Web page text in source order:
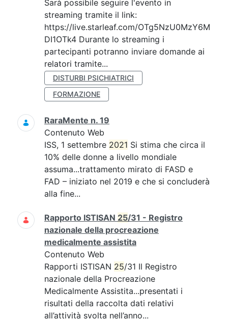
Sarà possibile seguire l'evento in
streaming tramite il link:
https://live.starleaf.com/OTg5NzU0MzY6M
DI1OTk4 Durante lo streaming i
partecipanti potranno inviare domande ai
relatori tramite...
DISTURBI PSICHIATRICI
FORMAZIONE
RaraMente n. 19
Contenuto Web
ISS, 1 settembre 2021 Si stima che circa il
10% delle donne a livello mondiale
assuma...trattamento mirato di FASD e
FAD – iniziato nel 2019 e che si concluderà
alla fine...
Rapporto ISTISAN 25/31 - Registro
nazionale della procreazione
medicalmente assistita
Contenuto Web
Rapporti ISTISAN 25/31 Il Registro
nazionale della Procreazione
Medicalmente Assistita...presentati i
risultati della raccolta dati relativi
all’attività svolta nell’anno...